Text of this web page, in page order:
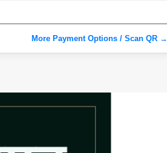
More Payment Options / Scan QR →